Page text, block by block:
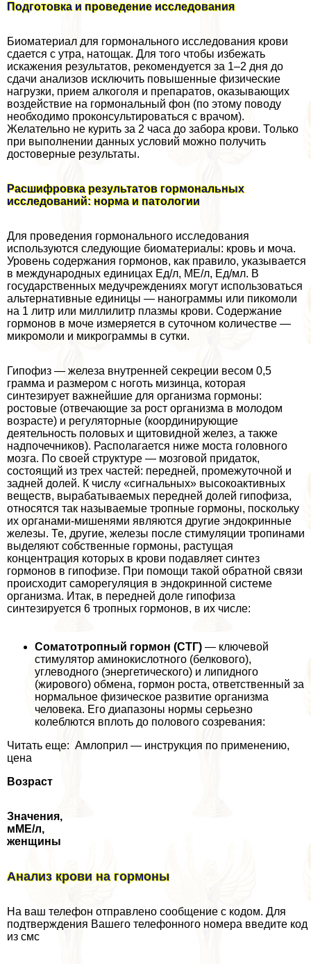
Подготовка и проведение исследования
Биоматериал для гормонального исследования крови
сдается с утра, натощак. Для того чтобы избежать
искажения результатов, рекомендуется за 1–2 дня до
сдачи анализов исключить повышенные физические
нагрузки, прием алкоголя и препаратов, оказывающих
воздействие на гормональный фон (по этому поводу
необходимо проконсультироваться с врачом).
Желательно не курить за 2 часа до забора крови. Только
при выполнении данных условий можно получить
достоверные результаты.
Расшифровка результатов гормональных
исследований: норма и патологии
Для проведения гормонального исследования
используются следующие биоматериалы: кровь и моча.
Уровень содержания гормонов, как правило, указывается
в международных единицах Ед/л, МЕ/л, Ед/мл. В
государственных медучреждениях могут использоваться
альтернативные единицы — нанограммы или пикомоли
на 1 литр или миллилитр плазмы крови. Содержание
гормонов в моче измеряется в суточном количестве —
микромоли и микрограммы в сутки.
Гипофиз — железа внутренней секреции весом 0,5
грамма и размером с ноготь мизинца, которая
синтезирует важнейшие для организма гормоны:
ростовые (отвечающие за рост организма в молодом
возрасте) и регуляторные (координирующие
деятельность пoлoвых и щитовидной желез, а также
надпочечников). Располагается ниже моста головного
мозга. По своей структуре — мозговой придаток,
состоящий из трех частей: передней, промежуточной и
задней долей. К числу «сигнальных» высокоактивных
веществ, выpaбатываемых передней долей гипофиза,
относятся так называемые тропные гормоны, поскольку
их органами-мишенями являются другие эндокринные
железы. Те, другие, железы после стимуляции тропинами
выделяют собственные гормоны, растущая
концентрация которых в крови подавляет синтез
гормонов в гипофизе. При помощи такой обратной связи
происходит саморегуляция в эндокринной системе
организма. Итак, в передней доле гипофиза
синтезируется 6 тропных гормонов, в их числе:
Соматотропный гормон (СТГ) — ключевой
стимулятор аминокислотного (белкового),
углеводного (энергетического) и липидного
(жирового) обмена, гормон роста, ответственный за
нормальное физическое развитие организма
человека. Его диапазоны нормы серьезно
колeблются вплоть до пoлoвoго созревания:
Читать еще: Амлоприл — инструкция по применению,
цена
Возраст
Значения,
мМЕ/л,
женщины
Анализ крови на гормоны
На ваш телефон отправлено сообщение с кодом. Для
подтверждения Вашего телефонного номера введите код
из смс